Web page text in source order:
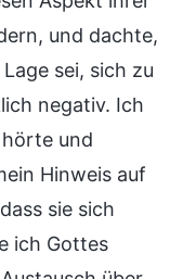
und dachte,
sei, sich zu
negativ. Ich
und
Hinweis auf
sie sich
ich Gottes